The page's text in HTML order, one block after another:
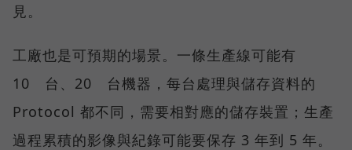
見。
工廠也是可預期的場景。一條生產線可能有
10 台、20 台機器，每台處理與儲存資料的
Protocol 都不同，需要相對應的儲存裝置；生產
過程累積的影像與紀錄可能要保存 3 年到 5 年。